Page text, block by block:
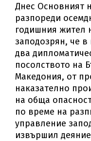
Днес Основният
разпореди
годишния жител
заподозрян, че
два
посолството на
Македония, от
наказателно
на обща
по време на
управление
извършил